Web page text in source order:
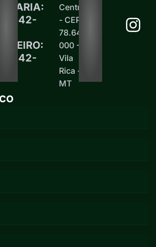
Centro
- CEP
78.645-
000 -
Vila
Rica -
MT